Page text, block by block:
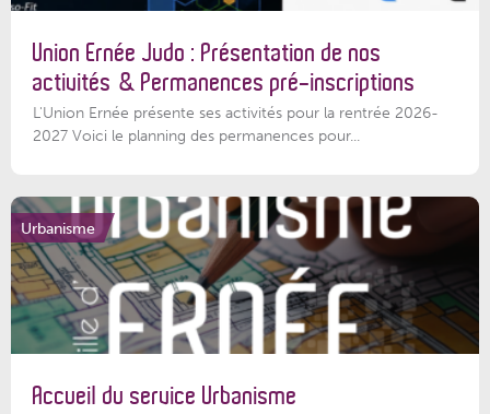
Union Ernée Judo : Présentation de nos
activités & Permanences pré-inscriptions
L'Union Ernée présente ses activités pour la rentrée 2026-
2027 Voici le planning des permanences pour...
Urbanisme
Accueil du service Urbanisme